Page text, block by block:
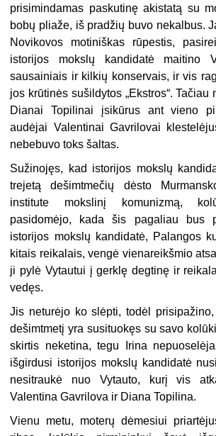
prisimindamas paskutinę akistatą su
bobų pliaže, iš pradžių buvo nekalbus.
Novikovos motiniškas rūpestis,
istorijos mokslų kandidatė maitino
sausainiais ir kilkių konservais, ir vis
jos krūtinės sušildytos „Ekstros“. Tačiau
Dianai Topilinai įsikūrus ant vieno
audėjai Valentinai Gavrilovai
nebebuvo toks šaltas.
Sužinojęs, kad istorijos mokslų
trejetą dešimtmečių dėsto
institute mokslinį komunizmą,
pasidomėjo, kada šis pagaliau bus
istorijos mokslų kandidatė, Palangos
kitais reikalais, vengė vienareikšmio
ji pylė Vytautui į gerklę degtinę ir
vedęs.
Jis neturėjo ko slėpti, todėl
dešimtmetį yra susituokęs su savo
skirtis neketina, tegu Irina
išgirdusi istorijos mokslų kandidatė
nesitraukė nuo Vytauto, kurį vis
Valentina Gavrilova ir Diana Topilina.
Vienu metu, moterų dėmesiui